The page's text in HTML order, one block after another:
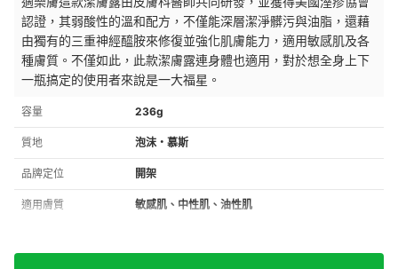
認證，其弱酸性的溫和配方，不僅能深層潔淨髒污與油脂，還藉
由獨有的三重神經醯胺來修復並強化肌膚能力，適用敏感肌及各
種膚質。不僅如此，此款潔膚露連身體也適用，對於想全身上下
一瓶搞定的使用者來說是一大福星。
容量 236g
質地 泡沫・慕斯
品牌定位 開架
適用膚質 敏感肌、中性肌、油性肌